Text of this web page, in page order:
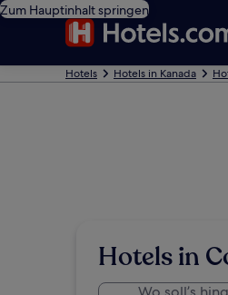
Zum Hauptinhalt springen
Hotels Hotels in Kanada
Hotels in